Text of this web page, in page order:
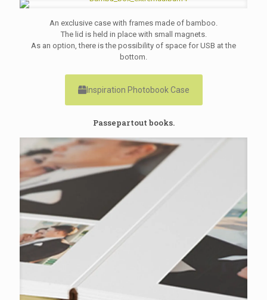
An exclusive case with frames made of bamboo.
The lid is held in place with small magnets.
As an option, there is the possibility of space for USB at the
bottom.
Inspiration Photobook Case
Passepartout books.